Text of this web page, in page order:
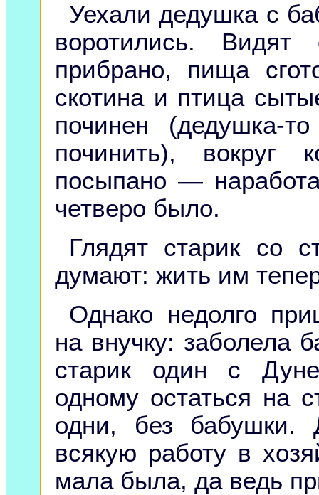
Уехали дедушка с
воротились.
прибрано, пища
скотина и птица
починен (дедушка-
починить), вокруг
посыпано —
четверо было.
Глядят старик со
думают: жить им
Однако недолго
на внучку: заболела
старик один с
одному остаться на
одни, без бабушки.
всякую работу в
мала была, да ведь